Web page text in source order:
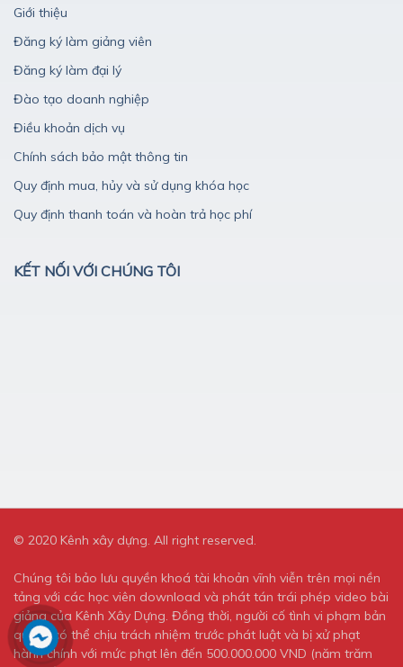
Giới thiệu
Đăng ký làm giảng viên
Đăng ký làm đại lý
Đào tạo doanh nghiệp
Điều khoản dịch vụ
Chính sách bảo mật thông tin
Quy định mua, hủy và sử dụng khóa học
Quy định thanh toán và hoàn trả học phí
KẾT NỐI VỚI CHÚNG TÔI
© 2020 Kênh xây dựng. All right reserved.
Chúng tôi bảo lưu quyền khoá tài khoản vĩnh viễn trên mọi nền
tảng với các học viên download và phát tán trái phép video bài
giảng của Kênh Xây Dựng. Đồng thời, người cố tình vi phạm bản
quyền có thể chịu trách nhiệm trước phát luật và bị xử phạt
hành chính với mức phạt lên đến 500.000.000 VND (năm trăm